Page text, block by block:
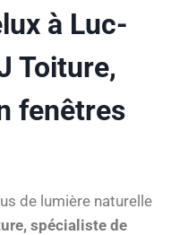
à Luc-
Toiture,
fenêtres
de lumière naturelle
spécialiste de